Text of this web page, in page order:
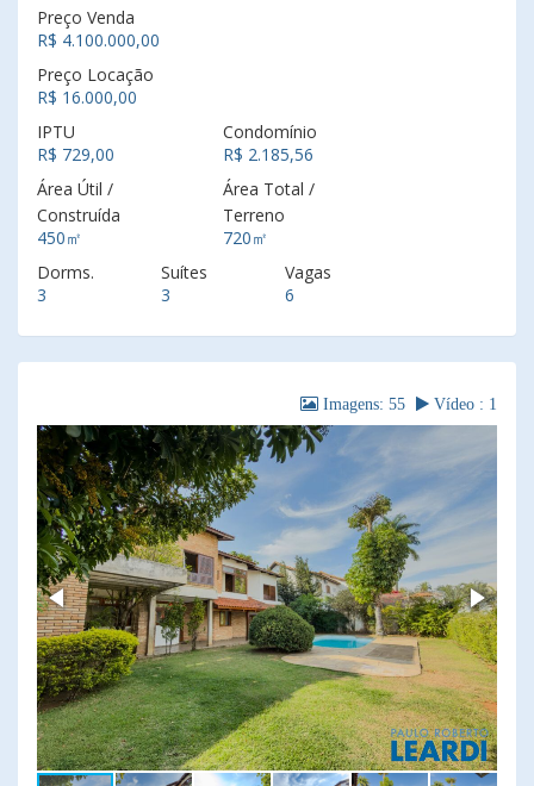
Preço Venda
R$ 4.100.000,00
Preço Locação
R$ 16.000,00
IPTU
R$ 729,00
Condomínio
R$ 2.185,56
Área Útil /
Construída
450㎡
Área Total /
Terreno
720㎡
Dorms.
3
Suítes
3
Vagas
6
Imagens: 55 Vídeo : 1